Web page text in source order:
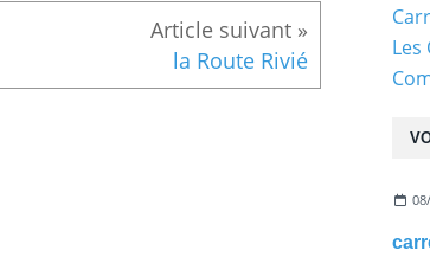
la Route Rivié
Les